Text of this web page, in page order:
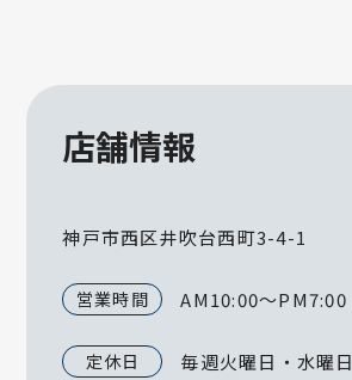
店舗情報
神戸市西区井吹台西町3-4-1
営業時間 AM10:00～PM7:00
定休日 毎週火曜日・水曜日